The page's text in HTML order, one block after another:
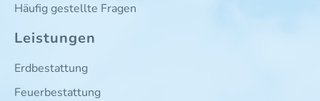
Häufig gestellte Fragen
Leistungen
Erdbestattung
Feuerbestattung